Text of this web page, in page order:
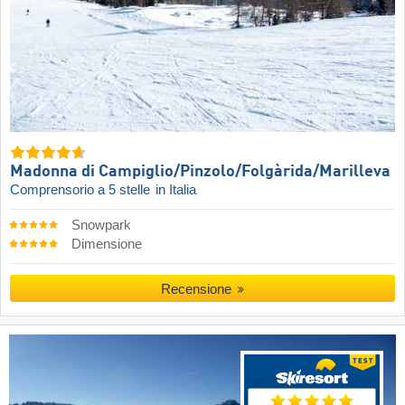
Madonna di Campiglio/​Pinzolo/​Folgàrida/​Marilleva
Comprensorio a 5 stelle in Italia
Snowpark
Dimensione
Recensione